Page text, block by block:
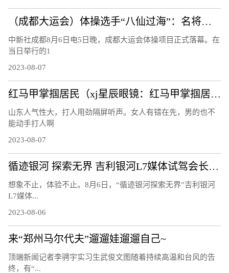
（成都大运会）体操选手“八仙过海”：名将惺惺相惜 遗憾收获并存
中新社成都8月6日电5日晚，成都大运会体操项目正式落幕。在
当日举行的1
2023-08-07
红马甲掌掴居民（xj星辰眼镜：红马甲掌掴居民）
山东人气性大，打人用劲隔屏听声。女人有错在先，男的也不
能动手打人啊
2023-08-07
循迹银河 探索无界 吉利银河L7媒体试驾会长春站圆满结束！
想象不止，体验不止。8月6日，“循迹银河探索无界”吉利银河
L7媒体...
2023-08-06
来“郑州马尔代夫”遛遛娃遛遛自己~
顶端新闻记者李骋宇实习生武俊文图随着持续高温和台风的告
终，有“...